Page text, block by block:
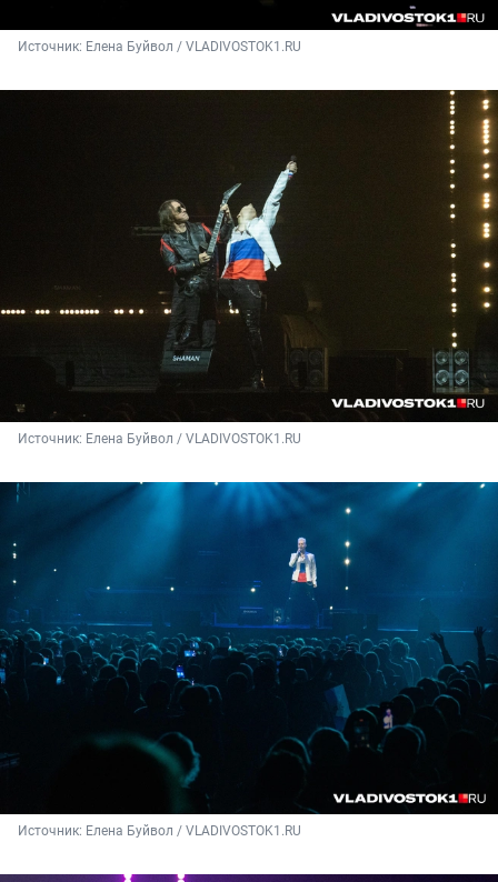
Источник: Елена Буйвол / VLADIVOSTOK1.RU
Источник: Елена Буйвол / VLADIVOSTOK1.RU
Источник: Елена Буйвол / VLADIVOSTOK1.RU